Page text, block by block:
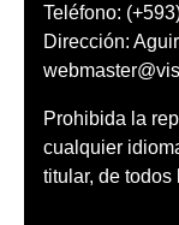
Teléfono:
Dirección:
Prohibida la
cualquier
titular, de